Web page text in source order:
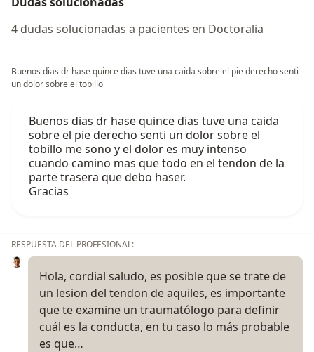
4 dudas solucionadas a pacientes en Doctoralia
Buenos dias dr hase quince dias tuve una caida sobre el pie derecho senti
un dolor sobre el tobillo
Buenos dias dr hase quince dias tuve una caida
sobre el pie derecho senti un dolor sobre el
tobillo me sono y el dolor es muy intenso
cuando camino mas que todo en el tendon de la
parte trasera que debo haser.
Gracias
RESPUESTA DEL PROFESIONAL:
Hola, cordial saludo, es posible que se trate de
un lesion del tendon de aquiles, es importante
que te examine un traumatólogo para definir
cuál es la conducta, en tu caso lo más probable
es que…